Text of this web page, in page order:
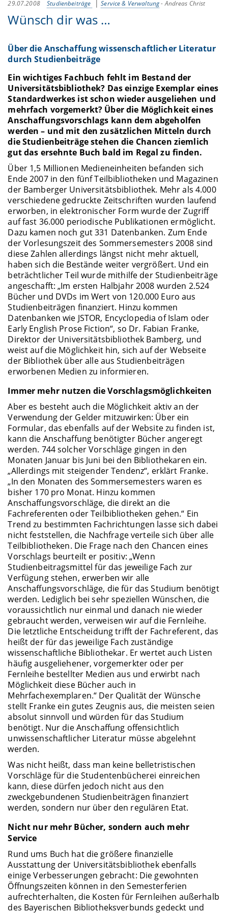
29.07.2008 Studienbeiträge Service & Verwaltung-Andreas Christ
Wünsch dir was …
Über die Anschaffung wissenschaftlicher Literatur
durch Studienbeiträge
Ein wichtiges Fachbuch fehlt im Bestand der
Universitätsbibliothek? Das einzige Exemplar eines
Standardwerkes ist schon wieder ausgeliehen und
mehrfach vorgemerkt? Über die Möglichkeit eines
Anschaffungsvorschlags kann dem abgeholfen
werden – und mit den zusätzlichen Mitteln durch
die Studienbeiträge stehen die Chancen ziemlich
gut das ersehnte Buch bald im Regal zu finden.
Über 1,5 Millionen Medieneinheiten befanden sich
Ende 2007 in den fünf Teilbibliotheken und Magazinen
der Bamberger Universitätsbibliothek. Mehr als 4.000
verschiedene gedruckte Zeitschriften wurden laufend
erworben, in elektronischer Form wurde der Zugriff
auf fast 36.000 periodische Publikationen ermöglicht.
Dazu kamen noch gut 331 Datenbanken. Zum Ende
der Vorlesungszeit des Sommersemesters 2008 sind
diese Zahlen allerdings längst nicht mehr aktuell,
haben sich die Bestände weiter vergrößert. Und ein
beträchtlicher Teil wurde mithilfe der Studienbeiträge
angeschafft: „Im ersten Halbjahr 2008 wurden 2.524
Bücher und DVDs im Wert von 120.000 Euro aus
Studienbeiträgen finanziert. Hinzu kommen
Datenbanken wie JSTOR, Encyclopedia of Islam oder
Early English Prose Fiction“, so Dr. Fabian Franke,
Direktor der Universitätsbibliothek Bamberg, und
weist auf die Möglichkeit hin, sich auf der Webseite
der Bibliothek über alle aus Studienbeiträgen
erworbenen Medien zu informieren.
Immer mehr nutzen die Vorschlagsmöglichkeiten
Aber es besteht auch die Möglichkeit aktiv an der
Verwendung der Gelder mitzuwirken: Über ein
Formular, das ebenfalls auf der Website zu finden ist,
kann die Anschaffung benötigter Bücher angeregt
werden. 744 solcher Vorschläge gingen in den
Monaten Januar bis Juni bei den Bibliothekaren ein.
„Allerdings mit steigender Tendenz“, erklärt Franke.
„In den Monaten des Sommersemesters waren es
bisher 170 pro Monat. Hinzu kommen
Anschaffungsvorschläge, die direkt an die
Fachreferenten oder Teilbibliotheken gehen.“ Ein
Trend zu bestimmten Fachrichtungen lasse sich dabei
nicht feststellen, die Nachfrage verteile sich über alle
Teilbibliotheken. Die Frage nach den Chancen eines
Vorschlags beurteilt er positiv: „Wenn
Studienbeitragsmittel für das jeweilige Fach zur
Verfügung stehen, erwerben wir alle
Anschaffungsvorschläge, die für das Studium benötigt
werden. Lediglich bei sehr speziellen Wünschen, die
voraussichtlich nur einmal und danach nie wieder
gebraucht werden, verweisen wir auf die Fernleihe.
Die letztliche Entscheidung trifft der Fachreferent, das
heißt der für das jeweilige Fach zuständige
wissenschaftliche Bibliothekar. Er wertet auch Listen
häufig ausgeliehener, vorgemerkter oder per
Fernleihe bestellter Medien aus und erwirbt nach
Möglichkeit diese Bücher auch in
Mehrfachexemplaren.“ Der Qualität der Wünsche
stellt Franke ein gutes Zeugnis aus, die meisten seien
absolut sinnvoll und würden für das Studium
benötigt. Nur die Anschaffung offensichtlich
unwissenschaftlicher Literatur müsse abgelehnt
werden.
Was nicht heißt, dass man keine belletristischen
Vorschläge für die Studentenbücherei einreichen
kann, diese dürfen jedoch nicht aus den
zweckgebundenen Studienbeiträgen finanziert
werden, sondern nur über den regulären Etat.
Nicht nur mehr Bücher, sondern auch mehr
Service
Rund ums Buch hat die größere finanzielle
Ausstattung der Universitätsbibliothek ebenfalls
einige Verbesserungen gebracht: Die gewohnten
Öffnungszeiten können in den Semesterferien
aufrechterhalten, die Kosten für Fernleihen außerhalb
des Bayerischen Bibliotheksverbunds gedeckt und